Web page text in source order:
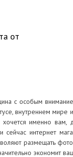
от
с особым
внутреннем
хочется именно
сейчас интернет
размещать
экономит